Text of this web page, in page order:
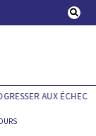
AUX ÉCHECS !